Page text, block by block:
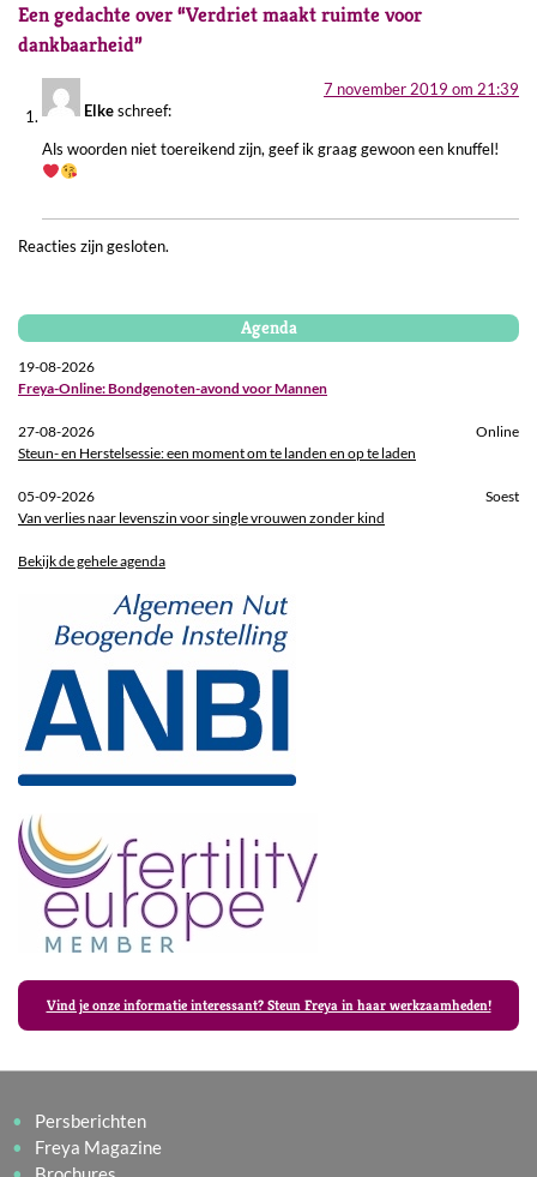
Een gedachte over “Verdriet maakt ruimte voor
dankbaarheid”
Elkeschreef:
7 november 2019 om 21:39
Als woorden niet toereikend zijn, geef ik graag gewoon een knuffel!
Reacties zijn gesloten.
Agenda
19-08-2026
Freya-Online: Bondgenoten-avond voor Mannen
27-08-2026
Online
Steun- en Herstelsessie: een moment om te landen en op te laden
05-09-2026
Soest
Van verlies naar levenszin voor single vrouwen zonder kind
Bekijk de gehele agenda
Vind je onze informatie interessant? Steun Freya in haar werkzaamheden!
Persberichten
Freya Magazine